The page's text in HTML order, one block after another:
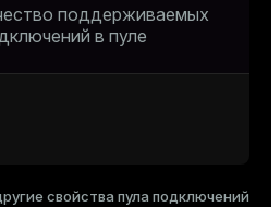
поддерживаемых
в пуле
свойства пула подключений